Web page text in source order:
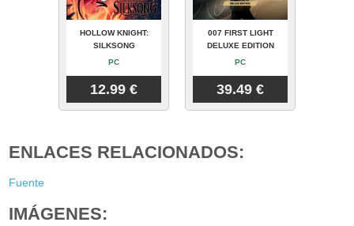
HOLLOW KNIGHT:
SILKSONG
PC
12.99 €
007 FIRST LIGHT
DELUXE EDITION
PC
39.49 €
ENLACES RELACIONADOS:
Fuente
IMÁGENES: